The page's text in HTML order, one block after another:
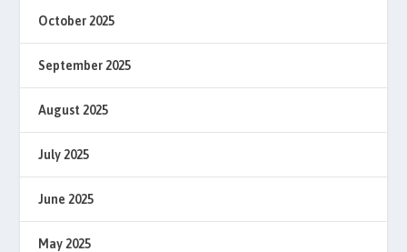
October 2025
September 2025
August 2025
July 2025
June 2025
May 2025